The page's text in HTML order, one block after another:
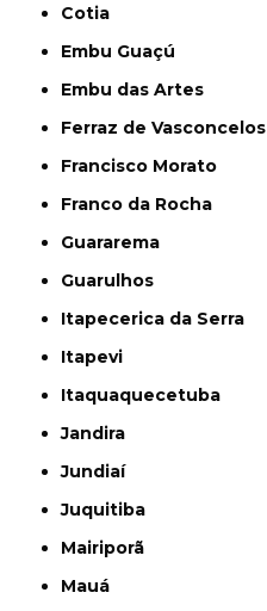
Cotia
Embu Guaçú
Embu das Artes
Ferraz de Vasconcelos
Francisco Morato
Franco da Rocha
Guararema
Guarulhos
Itapecerica da Serra
Itapevi
Itaquaquecetuba
Jandira
Jundiaí
Juquitiba
Mairiporã
Mauá